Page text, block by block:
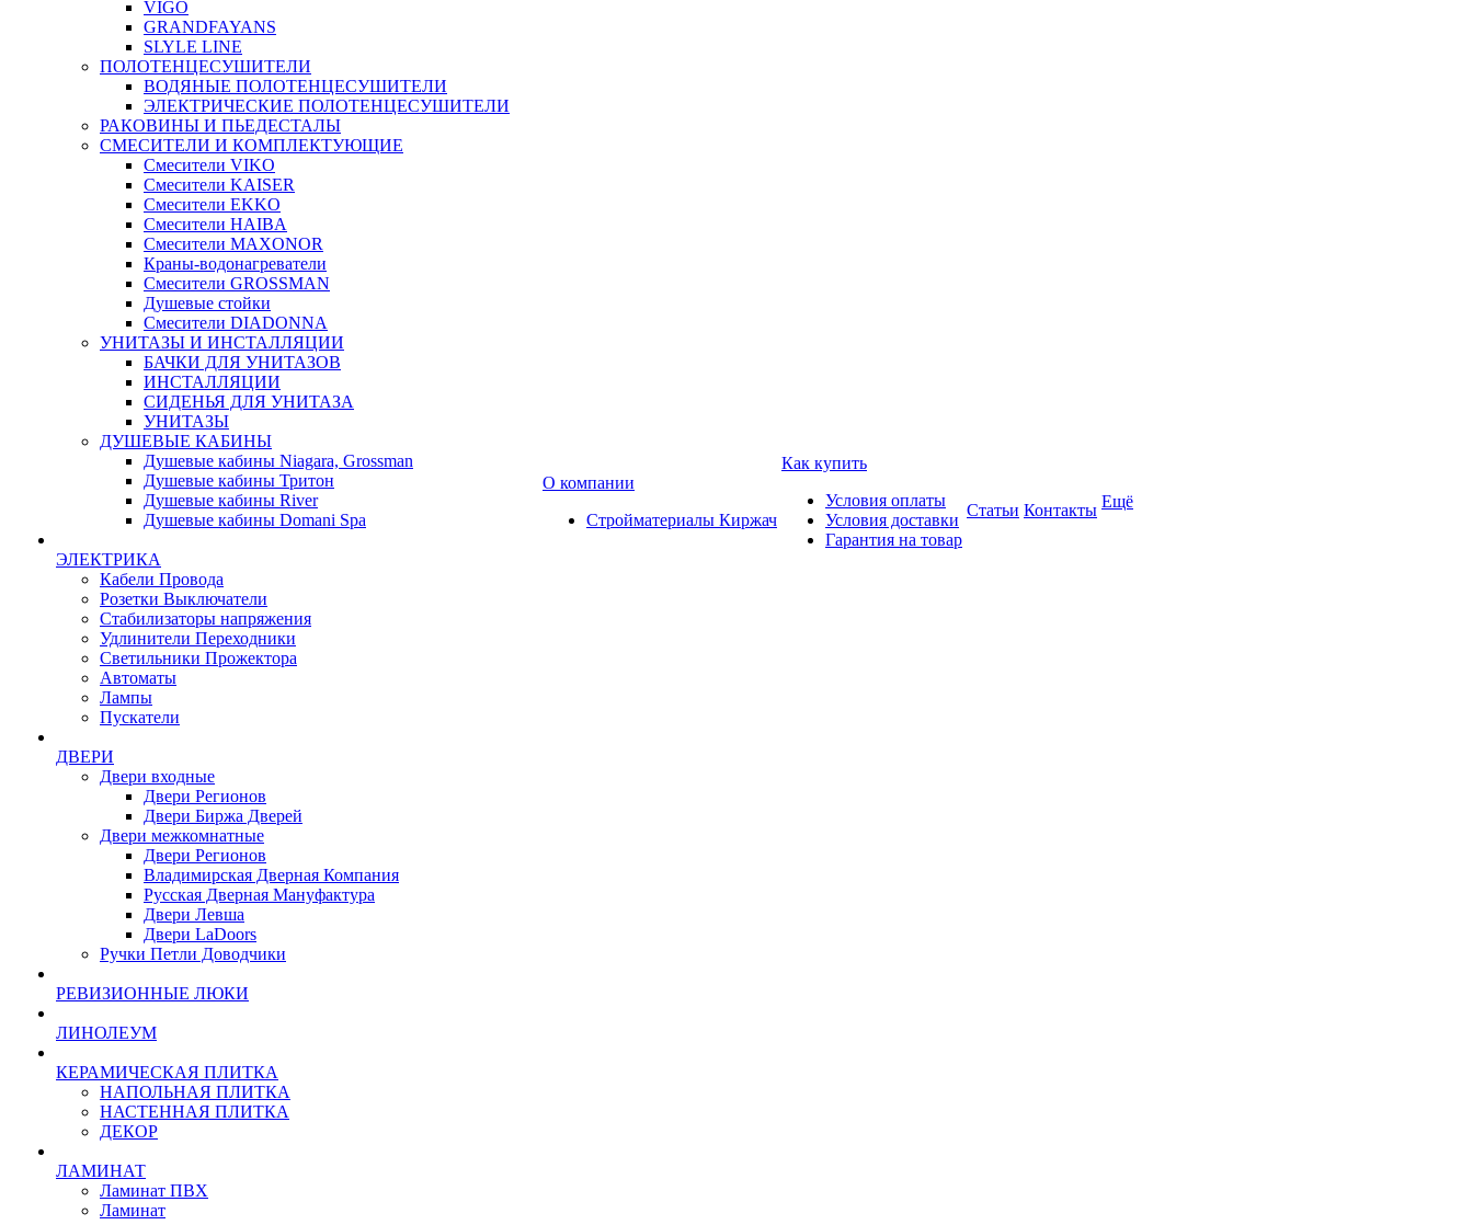
VIGO
GRANDFAYANS
SLYLE LINE
ПОЛОТЕНЦЕСУШИТЕЛИ
ВОДЯНЫЕ ПОЛОТЕНЦЕСУШИТЕЛИ
ЭЛЕКТРИЧЕСКИЕ ПОЛОТЕНЦЕСУШИТЕЛИ
РАКОВИНЫ И ПЬЕДЕСТАЛЫ
СМЕСИТЕЛИ И КОМПЛЕКТУЮЩИЕ
Смесители VIKO
Смесители KAISER
Смесители EKKO
Смесители HAIBA
Смесители MAXONOR
Краны-водонагреватели
Смесители GROSSMAN
Душевые стойки
Смесители DIADONNA
УНИТАЗЫ И ИНСТАЛЛЯЦИИ
БАЧКИ ДЛЯ УНИТАЗОВ
ИНСТАЛЛЯЦИИ
СИДЕНЬЯ ДЛЯ УНИТАЗА
УНИТАЗЫ
ДУШЕВЫЕ КАБИНЫ
Душевые кабины Niagara, Grossman
Душевые кабины Тритон
Душевые кабины River
Душевые кабины Domani Spa
ЭЛЕКТРИКА
Кабели Провода
Розетки Выключатели
Стабилизаторы напряжения
Удлинители Переходники
Светильники Прожектора
Автоматы
Лампы
Пускатели
ДВЕРИ
Двери входные
Двери Регионов
Двери Биржа Дверей
Двери межкомнатные
Двери Регионов
Владимирская Дверная Компания
Русская Дверная Мануфактура
Двери Левша
Двери LaDoors
Ручки Петли Доводчики
РЕВИЗИОННЫЕ ЛЮКИ
ЛИНОЛЕУМ
КЕРАМИЧЕСКАЯ ПЛИТКА
НАПОЛЬНАЯ ПЛИТКА
НАСТЕННАЯ ПЛИТКА
ДЕКОР
ЛАМИНАТ
Ламинат ПВХ
Ламинат
О компании
Стройматериалы Киржач
Как купить
Условия оплаты
Условия доставки
Гарантия на товар
Статьи Контакты Ещё